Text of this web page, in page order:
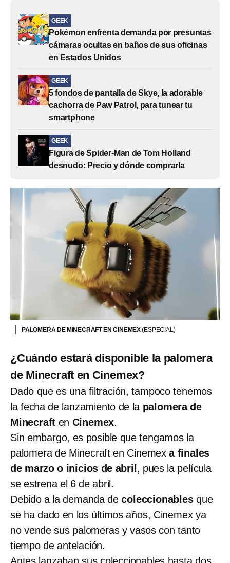
GEEK
Pokémon enfrenta demanda por presuntas
cámaras ocultas en baños de sus oficinas
en Estados Unidos
GEEK
5 fondos de pantalla de Skye, la adorable
cachorra de Paw Patrol, para tunear tu
smartphone
GEEK
Figura de Spider-Man de Tom Holland
desnudo: Precio y dónde comprarla
PALOMERA DE MINECRAFT EN CINEMEX(ESPECIAL)
¿Cuándo estará disponible la palomera
de Minecraft en Cinemex?
Dado que es una filtración, tampoco tenemos
la fecha de lanzamiento de la palomera de
Minecraft en Cinemex.
Sin embargo, es posible que tengamos la
palomera de Minecraft en Cinemexa finales
de marzo o inicios de abril , pues la película
se estrena el 6 de abril.
Debido a la demanda decoleccionablesque
se ha dado en los últimos años, Cinemex ya
no vende sus palomeras y vasos con tanto
tiempo de antelación.